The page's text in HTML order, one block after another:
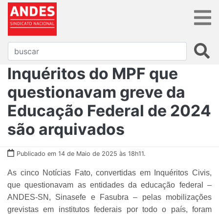
Inquéritos do MPF que
questionavam greve da
Educação Federal de 2024
são arquivados
Publicado em 14 de Maio de 2025 às 18h11.
As cinco Notícias Fato, convertidas em Inquéritos Civis,
que questionavam as entidades da educação federal –
ANDES-SN, Sinasefe e Fasubra – pelas mobilizações
grevistas em institutos federais por todo o país, foram